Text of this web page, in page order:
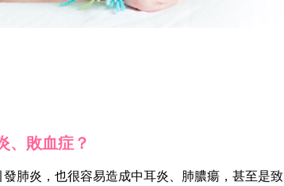
、敗血症？
肺炎，也很容易造成中耳炎、肺膿瘍，甚至是致